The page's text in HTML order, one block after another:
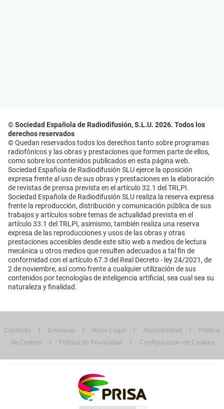
© Sociedad Española de Radiodifusión, S.L.U. 2026. Todos los
derechos reservados
© Quedan reservados todos los derechos tanto sobre programas
radiofónicos y las obras y prestaciones que formen parte de ellos,
como sobre los contenidos publicados en esta página web.
Sociedad Española de Radiodifusión SLU ejerce la oposición
expresa frente al uso de sus obras y prestaciones en la elaboración
de revistas de prensa prevista en el artículo 32.1 del TRLPI.
Sociedad Española de Radiodifusión SLU realiza la reserva expresa
frente la reproducción, distribución y comunicación pública de sus
trabajos y artículos sobre temas de actualidad prevista en el
artículo 33.1 del TRLPI, asimismo, también realiza una reserva
expresa de las reproducciones y usos de las obras y otras
prestaciones accesibles desde este sitio web a medios de lectura
mecánica u otros medios que resulten adecuados a tal fin de
conformidad con el artículo 67.3 del Real Decreto - ley 24/2021, de
2 de noviembre, así como frente a cualquier utilización de sus
contenidos por tecnologías de inteligencia artificial, sea cual sea su
naturaleza y finalidad.
Contacta Emisoras Aviso Legal Accesibilidad
Política
de Cookies
Política de Privacidad Configuración de Cookies